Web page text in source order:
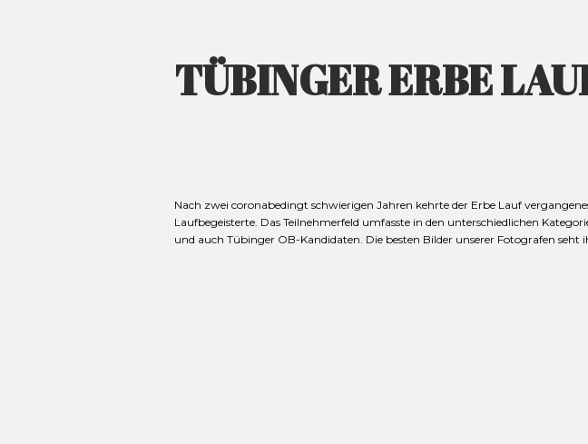
TÜBINGER ERBE
Nach zwei coronabedingt schwierigen Jahren kehrte der Erbe Lauf
Laufbegeisterte. Das Teilnehmerfeld umfasste in den unterschiedlichen
und auch Tübinger OB-Kandidaten. Die besten Bilder unserer Fotografen seht